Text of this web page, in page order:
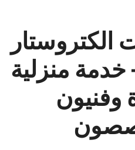
الكتروستار
خدمة منزلية
وفنيون